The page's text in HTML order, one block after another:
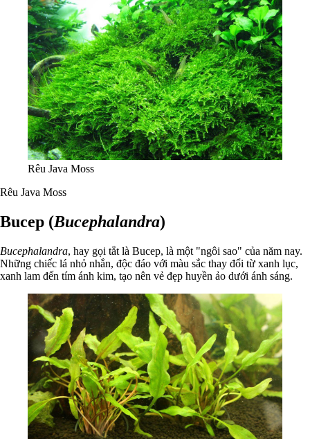
Rêu Java Moss
Rêu Java Moss
Bucep (Bucephalandra)
Bucephalandra, hay gọi tắt là Bucep, là một "ngôi sao" của năm nay.
Những chiếc lá nhỏ nhắn, độc đáo với màu sắc thay đổi từ xanh lục,
xanh lam đến tím ánh kim, tạo nên vẻ đẹp huyền ảo dưới ánh sáng.